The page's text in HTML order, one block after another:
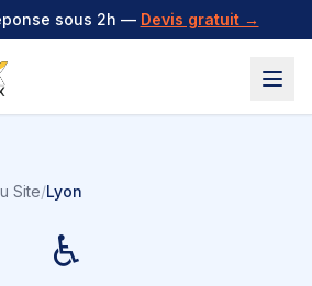
sous 2h — Devis gratuit →
Site/Lyon
♿